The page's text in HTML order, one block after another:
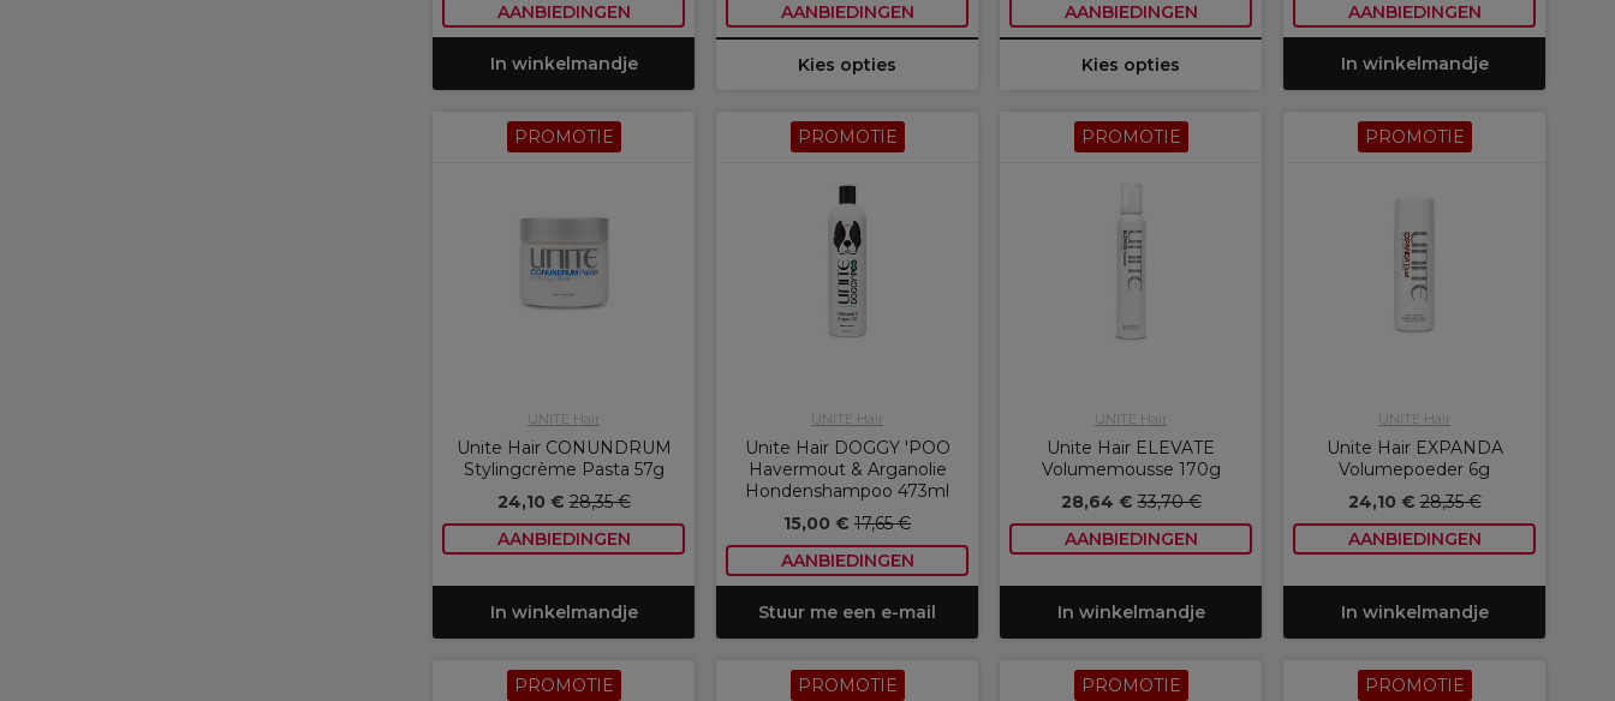
AANBIEDINGEN
In winkelmandje
AANBIEDINGEN
Kies opties
AANBIEDINGEN
Kies opties
AANBIEDINGEN
In winkelmandje
PROMOTIE
UNITE Hair
Unite Hair CONUNDRUM
Stylingcrème Pasta 57g
24,10 €28,35 €
AANBIEDINGEN
In winkelmandje
PROMOTIE
UNITE Hair
Unite Hair DOGGY 'POO
Havermout & Arganolie
Hondenshampoo 473ml
15,00 € 17,65 €
AANBIEDINGEN
Stuur me een e-mail
PROMOTIE
UNITE Hair
Unite Hair ELEVATE
Volumemousse 170g
28,64 €33,70 €
AANBIEDINGEN
In winkelmandje
PROMOTIE
UNITE Hair
Unite Hair EXPANDA
Volumepoeder 6g
24,10 €28,35 €
AANBIEDINGEN
In winkelmandje
PROMOTIE PROMOTIE PROMOTIE PROMOTIE